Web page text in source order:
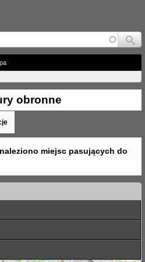
to navigation
obronne
miejsc pasujących do